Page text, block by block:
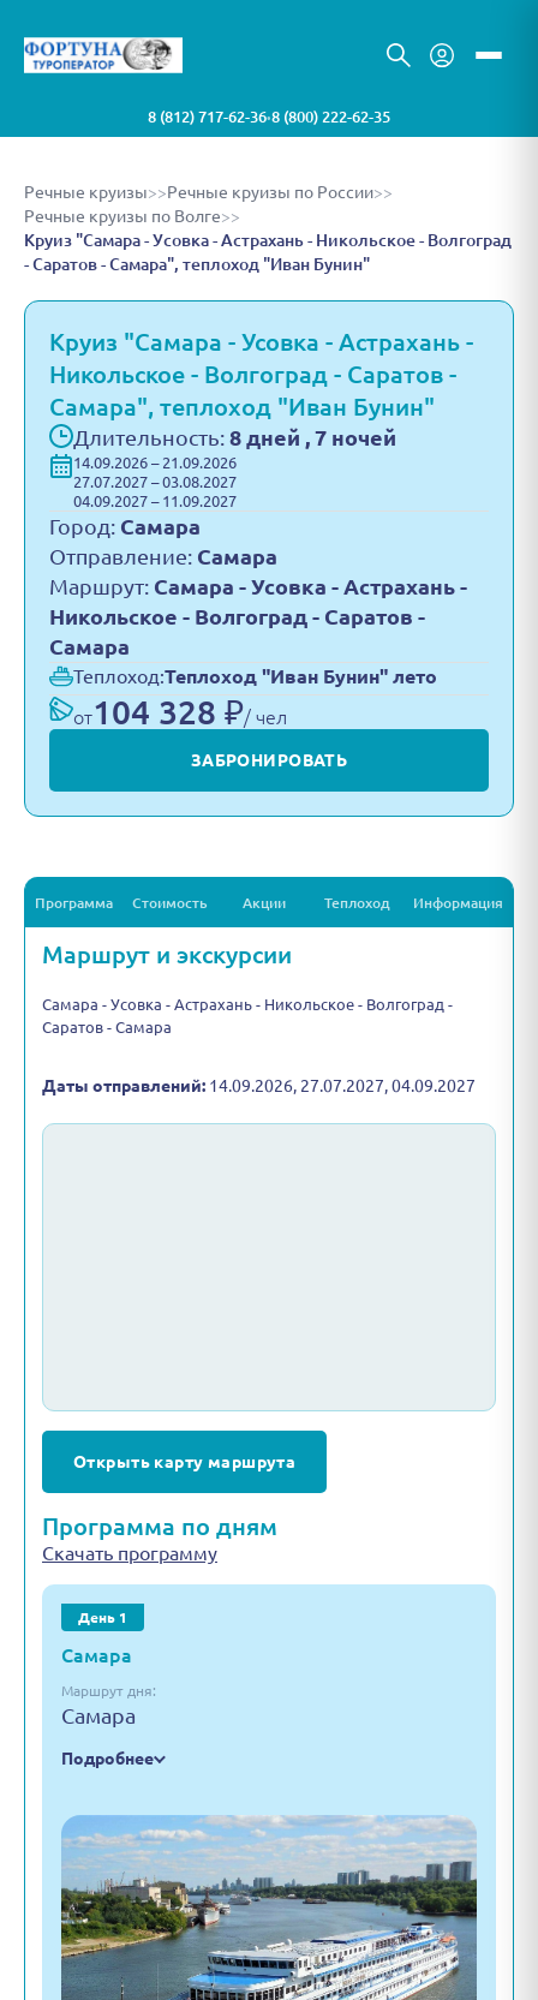
8 (812) 717-62-36•8 (800) 222-62-35
Речные круизы>>Речные круизы по России>>
Речные круизы по Волге>>
Круиз "Самара - Усовка - Астрахань - Никольское - Волгоград
- Саратов - Самара", теплоход "Иван Бунин"
Круиз "Самара - Усовка - Астрахань -
Никольское - Волгоград - Саратов -
Самара", теплоход "Иван Бунин"
Длительность: 8 дней , 7 ночей
14.09.2026 – 21.09.2026
27.07.2027 – 03.08.2027
04.09.2027 – 11.09.2027
Город: Самара
Отправление: Самара
Маршрут: Самара - Усовка - Астрахань -
Никольское - Волгоград - Саратов -
Самара
Теплоход:Теплоход "Иван Бунин" лето
от104 328 ₽/ чел
ЗАБРОНИРОВАТЬ
Программа Стоимость Акции Теплоход Информация
Маршрут и экскурсии
Самара - Усовка - Астрахань - Никольское - Волгоград -
Саратов - Самара
Даты отправлений: 14.09.2026, 27.07.2027, 04.09.2027
Открыть карту маршрута
Программа по дням
Скачать программу
День 1
Самара
Маршрут дня:
Самара
Подробнее